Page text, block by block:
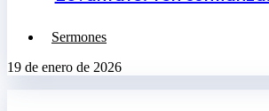
Sermones
19 de enero de 2026